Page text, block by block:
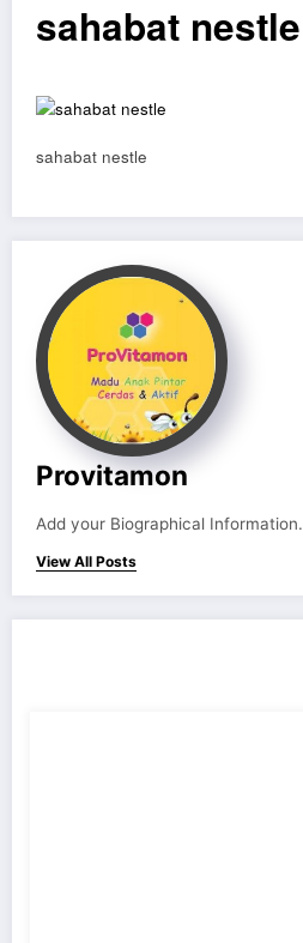
sahabat nestle
sahabat nestle
Provitamon
Add your Biographical Information.
View All Posts